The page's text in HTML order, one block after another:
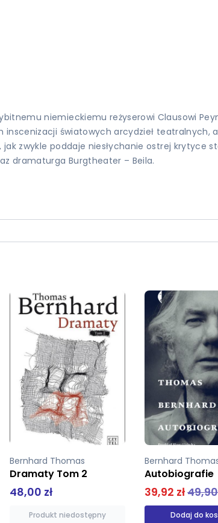
niemieckiemu reżyserowi Clausowi
światowych arcydzieł teatralnych,
zwykle poddaje niesłychanie ostrej krytyce
dramaturga Burgtheater – Beila.
Bernhard Thomas
Autobiografie
39,92 zł
Dodaj do koszyka
Bernhard
Przegrany
39,00 zł
Produkt